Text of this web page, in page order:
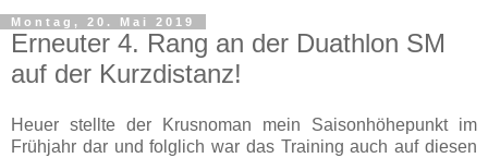
Montag, 20. Mai 2019
Erneuter 4. Rang an der Duathlon SM
auf der Kurzdistanz!
Heuer stellte der Krusnoman mein Saisonhöhepunkt im
Frühjahr dar und folglich war das Training auch auf diesen